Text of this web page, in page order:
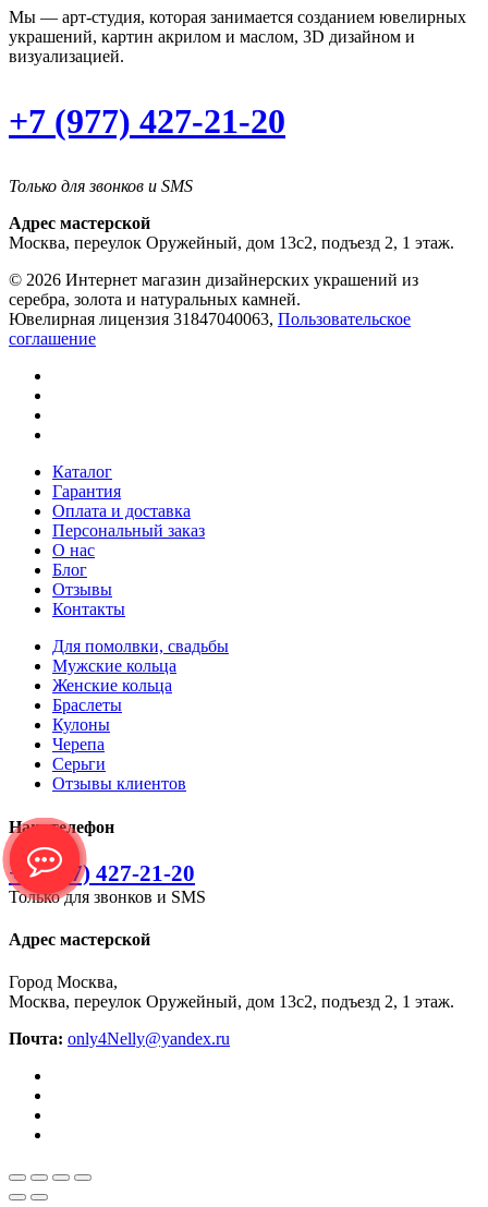
Мы — арт-студия, которая занимается созданием ювелирных
украшений, картин акрилом и маслом, 3D дизайном и
визуализацией.
+7 (977) 427-21-20
Только для звонков и SMS
Адрес мастерской
Москва, переулок Оружейный, дом 13с2, подъезд 2, 1 этаж.
© 2026 Интернет магазин дизайнерских украшений из
серебра, золота и натуральных камней.
Ювелирная лицензия 31847040063, Пользовательское
соглашение
Каталог
Гарантия
Оплата и доставка
Персональный заказ
О нас
Блог
Отзывы
Контакты
Для помолвки, свадьбы
Мужские кольца
Женские кольца
Браслеты
Кулоны
Черепа
Серьги
Отзывы клиентов
Наш телефон
+7 (977) 427-21-20
Только для звонков и SMS
Адрес мастерской
Город Москва,
Москва, переулок Оружейный, дом 13с2, подъезд 2, 1 этаж.
Почта: only4Nelly@yandex.ru